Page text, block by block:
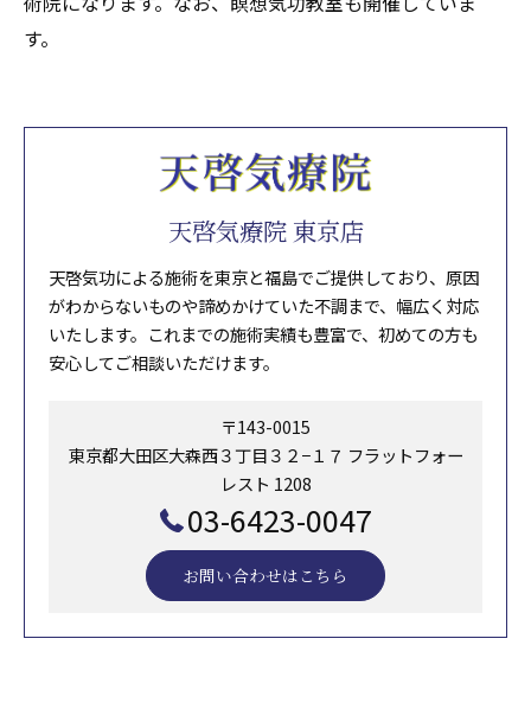
す。
天啓気療院 東京店
天啓気功による施術を東京と福島でご提供しており、原因
がわからないものや諦めかけていた不調まで、幅広く対応
いたします。これまでの施術実績も豊富で、初めての方も
安心してご相談いただけます。
〒143-0015
東京都大田区大森西３丁目３２−１７ フラットフォー
レスト 1208
03-6423-0047
お問い合わせはこちら